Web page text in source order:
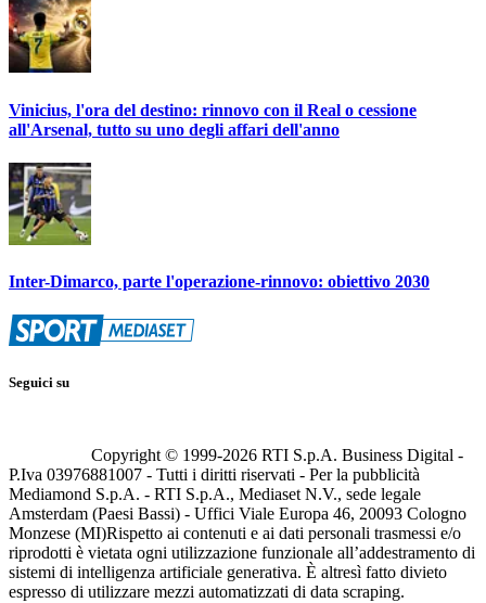
Vinicius, l'ora del destino: rinnovo con il Real o cessione
all'Arsenal, tutto su uno degli affari dell'anno
Inter-Dimarco, parte l'operazione-rinnovo: obiettivo 2030
Seguici su
Copyright © 1999-2026 RTI S.p.A. Business Digital -
P.Iva 03976881007 - Tutti i diritti riservati - Per la pubblicità
Mediamond S.p.A. - RTI S.p.A., Mediaset N.V., sede legale
Amsterdam (Paesi Bassi) - Uffici Viale Europa 46, 20093 Cologno
Monzese (MI)Rispetto ai contenuti e ai dati personali trasmessi e/o
riprodotti è vietata ogni utilizzazione funzionale all’addestramento di
sistemi di intelligenza artificiale generativa. È altresì fatto divieto
espresso di utilizzare mezzi automatizzati di data scraping.